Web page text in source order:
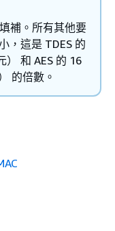
補。所有其他要
，這是 TDES 的
） 和 AES 的 16
的倍數。